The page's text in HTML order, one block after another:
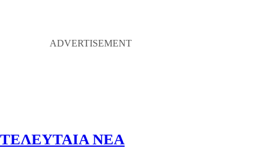
ΤΕΛΕΥΤΑΙΑ ΝΕΑ